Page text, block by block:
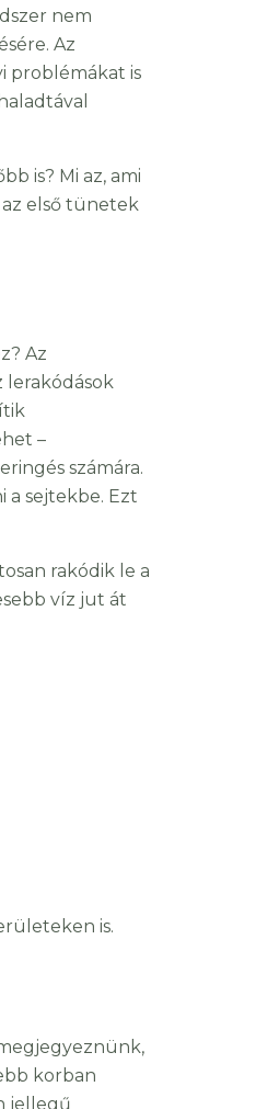
nem
Az
problémákat is
is? Mi az, ami
első tünetek
Az
lerakódások
–
számára.
a sejtekbe. Ezt
rakódik le a
víz jut át
is.
korban
jellegű